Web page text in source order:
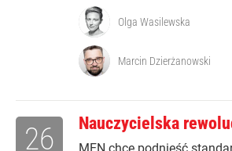
Olga Wasilewska
Marcin Dzierżanowski
Nauczycielska
26